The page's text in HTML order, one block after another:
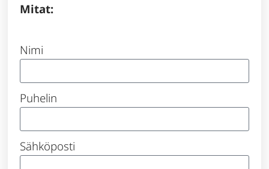
Mitat:
Nimi
Puhelin
Sähköposti